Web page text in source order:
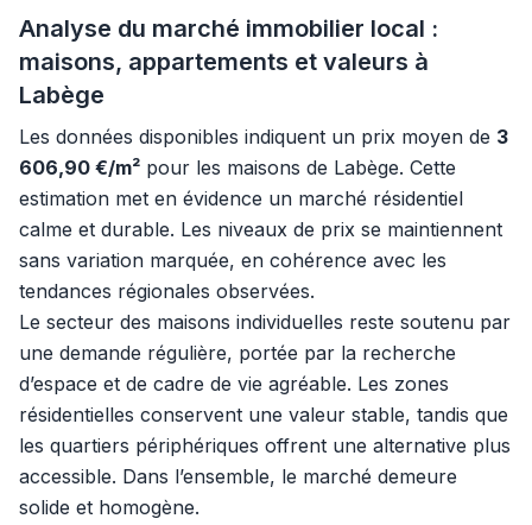
Analyse du marché immobilier local :
maisons, appartements et valeurs à
Labège
Les données disponibles indiquent un prix moyen de 3
606,90 €/m² pour les maisons de Labège. Cette
estimation met en évidence un marché résidentiel
calme et durable. Les niveaux de prix se maintiennent
sans variation marquée, en cohérence avec les
tendances régionales observées.
Le secteur des maisons individuelles reste soutenu par
une demande régulière, portée par la recherche
d’espace et de cadre de vie agréable. Les zones
résidentielles conservent une valeur stable, tandis que
les quartiers périphériques offrent une alternative plus
accessible. Dans l’ensemble, le marché demeure
solide et homogène.